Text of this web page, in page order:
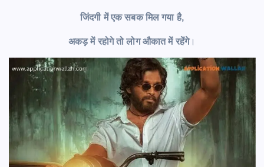
जिंदगी में एक सबक मिल गया है,
अकड़ में रहोगे तो लोग औकात में रहेंगे।